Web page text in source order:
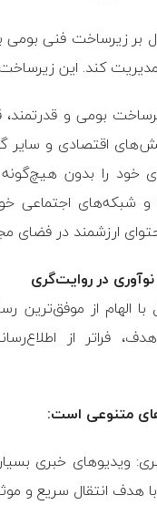
بر زیرساخت فنی
مدیریت کند. این
بومی و
اقتصادی و
خود را بدون
اجتماعی
ارزشمند در فضای
در روایت‌گری
با الهام از موفق‌ترین
فراتر از
متنوعی است:
هدف انتقال سریع و